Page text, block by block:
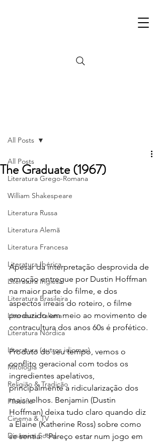
All Posts
Literatura Grego-Romana
William Shakespeare
Literatura Russa
Literatura Alemã
Literatura Francesa
Literatura Ibérica
Literatura Inglesa
Literatura Brasileira
Literatura Italiana
Literatura Nórdica
Literatura (outros idiomas)
Mitologia
Religião & Tradição
Filosofia
Cinema & TV
Dinâmica Social
All Posts
The Graduate (1967)
Apesar da interpretação desprovida de
emoção entregue por Dustin Hoffman
na maior parte do filme, e dos
aspectos irreais do roteiro, o filme
produzido em meio ao movimento de
contracultura dos anos 60s é profético.
Produto do seu tempo, vemos o
conflito geracional com todos os
ingredientes apelativos,
principalmente a ridicularização dos
mais velhos. Benjamin (Dustin
Hoffman) deixa tudo claro quando diz
a Elaine (Katherine Ross) sobre como
se sentia: “Pareço estar num jogo em